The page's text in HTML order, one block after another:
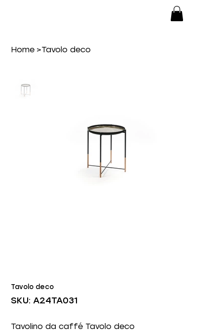
Home >Tavolo deco
Tavolo deco
SKU:
SKU
A24TA031
A24TA031
Tavolino da caffé Tavolo deco